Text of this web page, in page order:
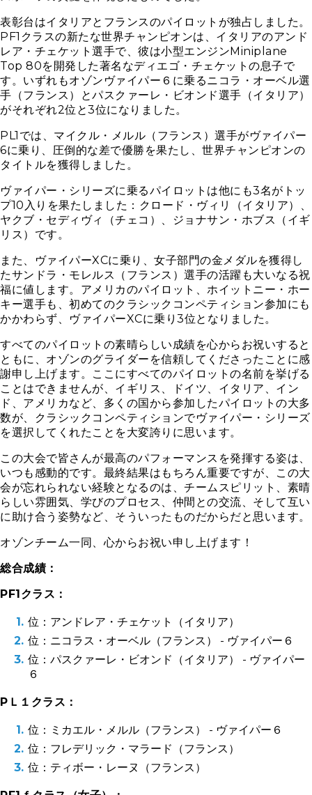
表彰台はイタリアとフランスのパイロットが独占しました。
PF1クラスの新たな世界チャンピオンは、イタリアのアンド
レア・チェケット選手で、彼は小型エンジンMiniplane
Top 80を開発した著名なディエゴ・チェケットの息子で
す。いずれもオゾンヴァイパー６に乗るニコラ・オーベル選
手（フランス）とパスクァーレ・ビオンド選手（イタリア）
がそれぞれ2位と3位になりました。
PL1では、マイクル・メルル（フランス）選手がヴァイパー
6に乗り、圧倒的な差で優勝を果たし、世界チャンピオンの
タイトルを獲得しました。
ヴァイパー・シリーズに乗るパイロットは他にも3名がトッ
プ10入りを果たしました：クロード・ヴィリ（イタリア）、
ヤクブ・セディヴィ（チェコ）、ジョナサン・ホブス（イギ
リス）です。
また、ヴァイパーXCに乗り、女子部門の金メダルを獲得し
たサンドラ・モレルス（フランス）選手の活躍も大いなる祝
福に値します。アメリカのパイロット、ホイットニー・ホー
キー選手も、初めてのクラシックコンペティション参加にも
かかわらず、ヴァイパーXCに乗り3位となりました。
すべてのパイロットの素晴らしい成績を心からお祝いすると
ともに、オゾンのグライダーを信頼してくださったことに感
謝申し上げます。ここにすべてのパイロットの名前を挙げる
ことはできませんが、イギリス、ドイツ、イタリア、イン
ド、アメリカなど、多くの国から参加したパイロットの大多
数が、クラシックコンペティションでヴァイパー・シリーズ
を選択してくれたことを大変誇りに思います。
この大会で皆さんが最高のパフォーマンスを発揮する姿は、
いつも感動的です。最終結果はもちろん重要ですが、この大
会が忘れられない経験となるのは、チームスピリット、素晴
らしい雰囲気、学びのプロセス、仲間との交流、そして互い
に助け合う姿勢など、そういったものだからだと思います。
オゾンチーム一同、心からお祝い申し上げます！
総合成績：
PF1クラス：
位：アンドレア・チェケット（イタリア）
位：ニコラス・オーベル（フランス） - ヴァイパー６
位：パスクァーレ・ビオンド（イタリア） - ヴァイパー
６
PＬ１クラス：
位：ミカエル・メルル（フランス） - ヴァイパー６
位：フレデリック・マラード（フランス）
位：ティボー・レーヌ（フランス）